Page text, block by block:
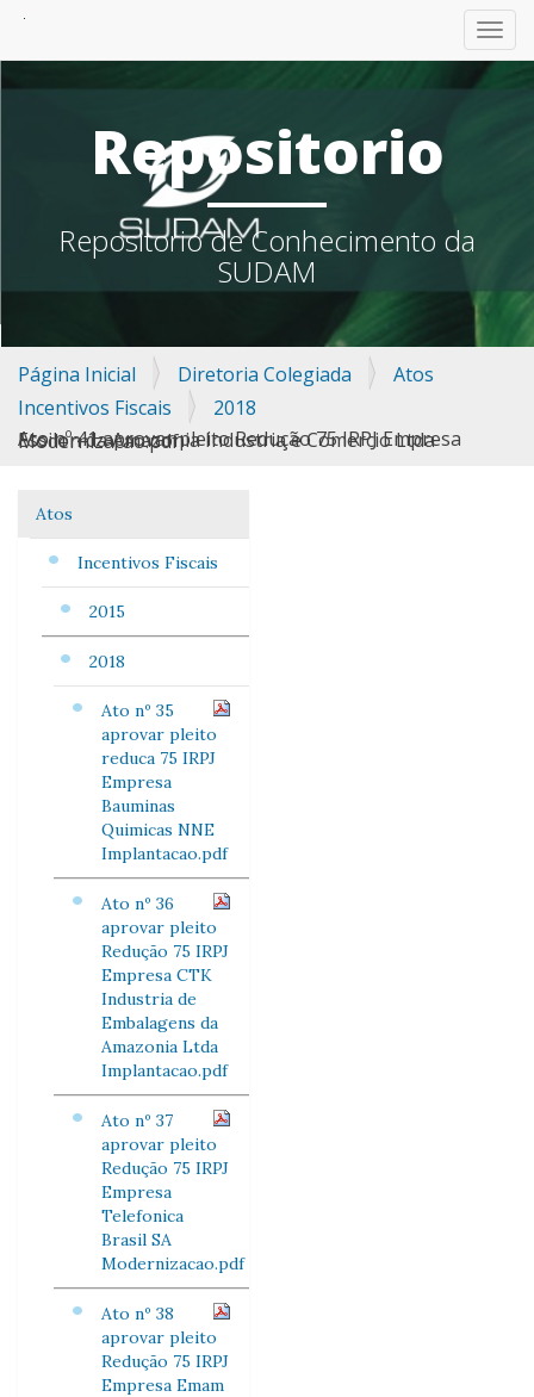
Repositorio
Repositorio de Conhecimento da
SUDAM
Página Inicial Diretoria Colegiada
Atos
Incentivos Fiscais
2018
Ato nº 41 aprovar pleito Redução 75 IRPJ Empresa Essilon da Amazonia Industria e Comercio Ltda Modernizacao.pdf
Navegação
Atos
Incentivos Fiscais
2015
2018
Ato nº 35
aprovar pleito
reduca 75 IRPJ
Empresa
Bauminas
Quimicas NNE
Implantacao.pdf
Ato nº 36
aprovar pleito
Redução 75 IRPJ
Empresa CTK
Industria de
Embalagens da
Amazonia Ltda
Implantacao.pdf
Ato nº 37
aprovar pleito
Redução 75 IRPJ
Empresa
Telefonica
Brasil SA
Modernizacao.pdf
Ato nº 38
aprovar pleito
Redução 75 IRPJ
Empresa Emam